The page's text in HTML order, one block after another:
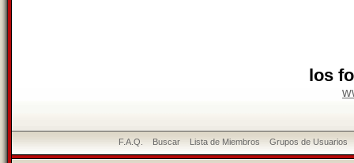
los
F.A.Q. Buscar Lista de Miembros Grupos de Usuarios